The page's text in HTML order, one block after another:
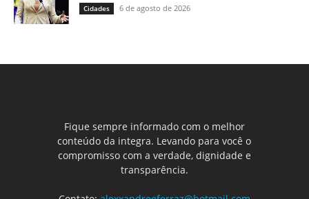
Cidades 6 de agosto de 2026
Fique sempre informado com o melhor
conteúdo da integra. Levando para você o
compromisso com a verdade, dignidade e
transparência.